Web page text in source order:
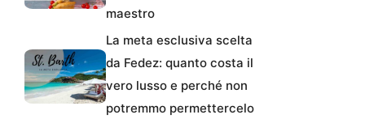
maestro
La meta esclusiva scelta
da Fedez: quanto costa il
vero lusso e perché non
potremmo permettercelo